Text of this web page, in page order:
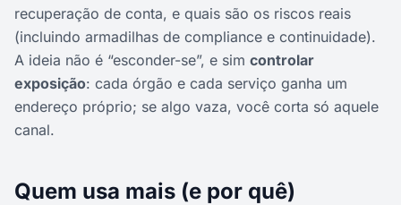
recuperação de conta, e quais são os riscos reais
(incluindo armadilhas de compliance e continuidade).
A ideia não é “esconder-se”, e sim controlar
exposição: cada órgão e cada serviço ganha um
endereço próprio; se algo vaza, você corta só aquele
canal.
Quem usa mais (e por quê)